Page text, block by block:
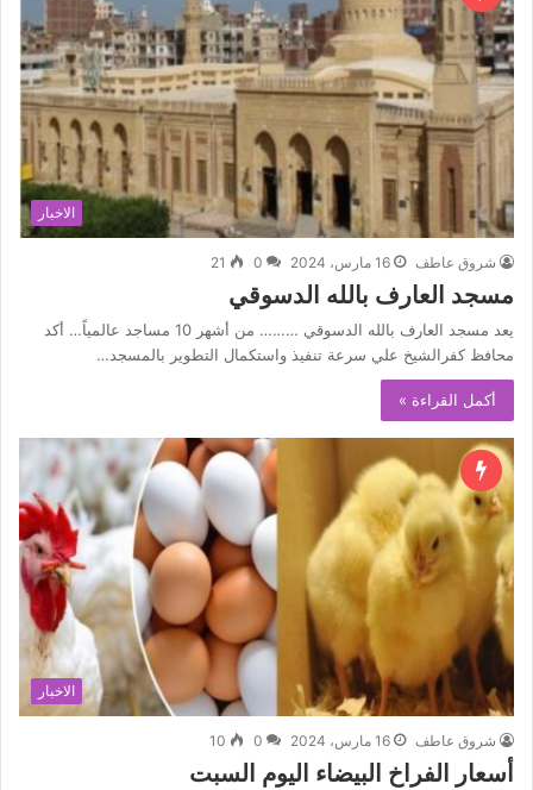
الاخبار
شروق عاطف 16 مارس، 2024 0
21
مسجد العارف بالله الدسوقي
يعد مسجد العارف بالله الدسوقي ……… من أشهر 10 مساجد عالمياً… أكد
محافظ كفرالشيخ علي سرعة تنفيذ واستكمال التطوير بالمسجد…
أكمل القراءة »
الاخبار
شروق عاطف 16 مارس، 2024 0
10
أسعار الفراخ البيضاء اليوم السبت